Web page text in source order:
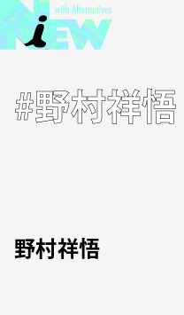
#野村祥悟
野村祥悟